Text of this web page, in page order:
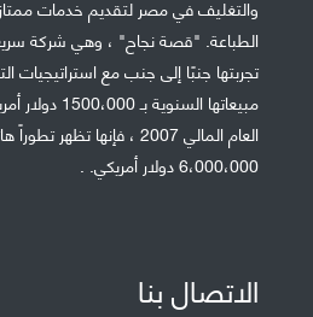
والتغليف في مصر لتقديم خدمات
الطباعة. "قصة نجاح" ، وهي شركة
تجربتها جنبًا إلى جنب مع استراتيجيات
مبيعاتها
العام المالي 2007 ، فإنها
6،000،000 دولار أمريكي. .
الاتصال بنا